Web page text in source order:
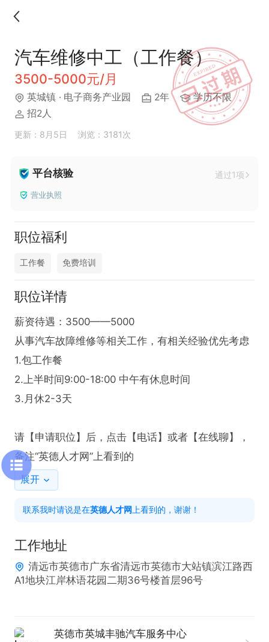
汽车维修中工（工作餐）
3500-5000元/月
英城镇 · 电子商务产业园 2年
学历不限
招2人
更新：8月5日 浏览：3181次
平台核验 通过1项
营业执照
职位福利
工作餐 免费培训
职位详情
薪资待遇：3500——5000
从事汽车故障维修等相关工作，有相关经验优先考虑
1.包工作餐
2.上半时间9:00-18:00 中午有休息时间
3.月休2-3天
请【申请职位】后，点击【电话】或者【在线聊】，
备注“英德人才网”上看到的
展开
联系我时请说是在英德人才网 上看到的，谢谢！
工作地址
清远市英德市广东省清远市英德市大站镇滨江路西
A1地块江岸林语花园二期36号楼首层96号
英德市英城丰驰汽车服务中心